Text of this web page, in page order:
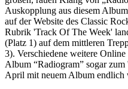
Auskopplung aus diesem
auf der Website des Classic
Rubrik 'Track Of The Week'
(Platz 1) auf dem mittleren
3). Verschiedene weitere
Album “Radiogram” sogar
April mit neuem Album endlich